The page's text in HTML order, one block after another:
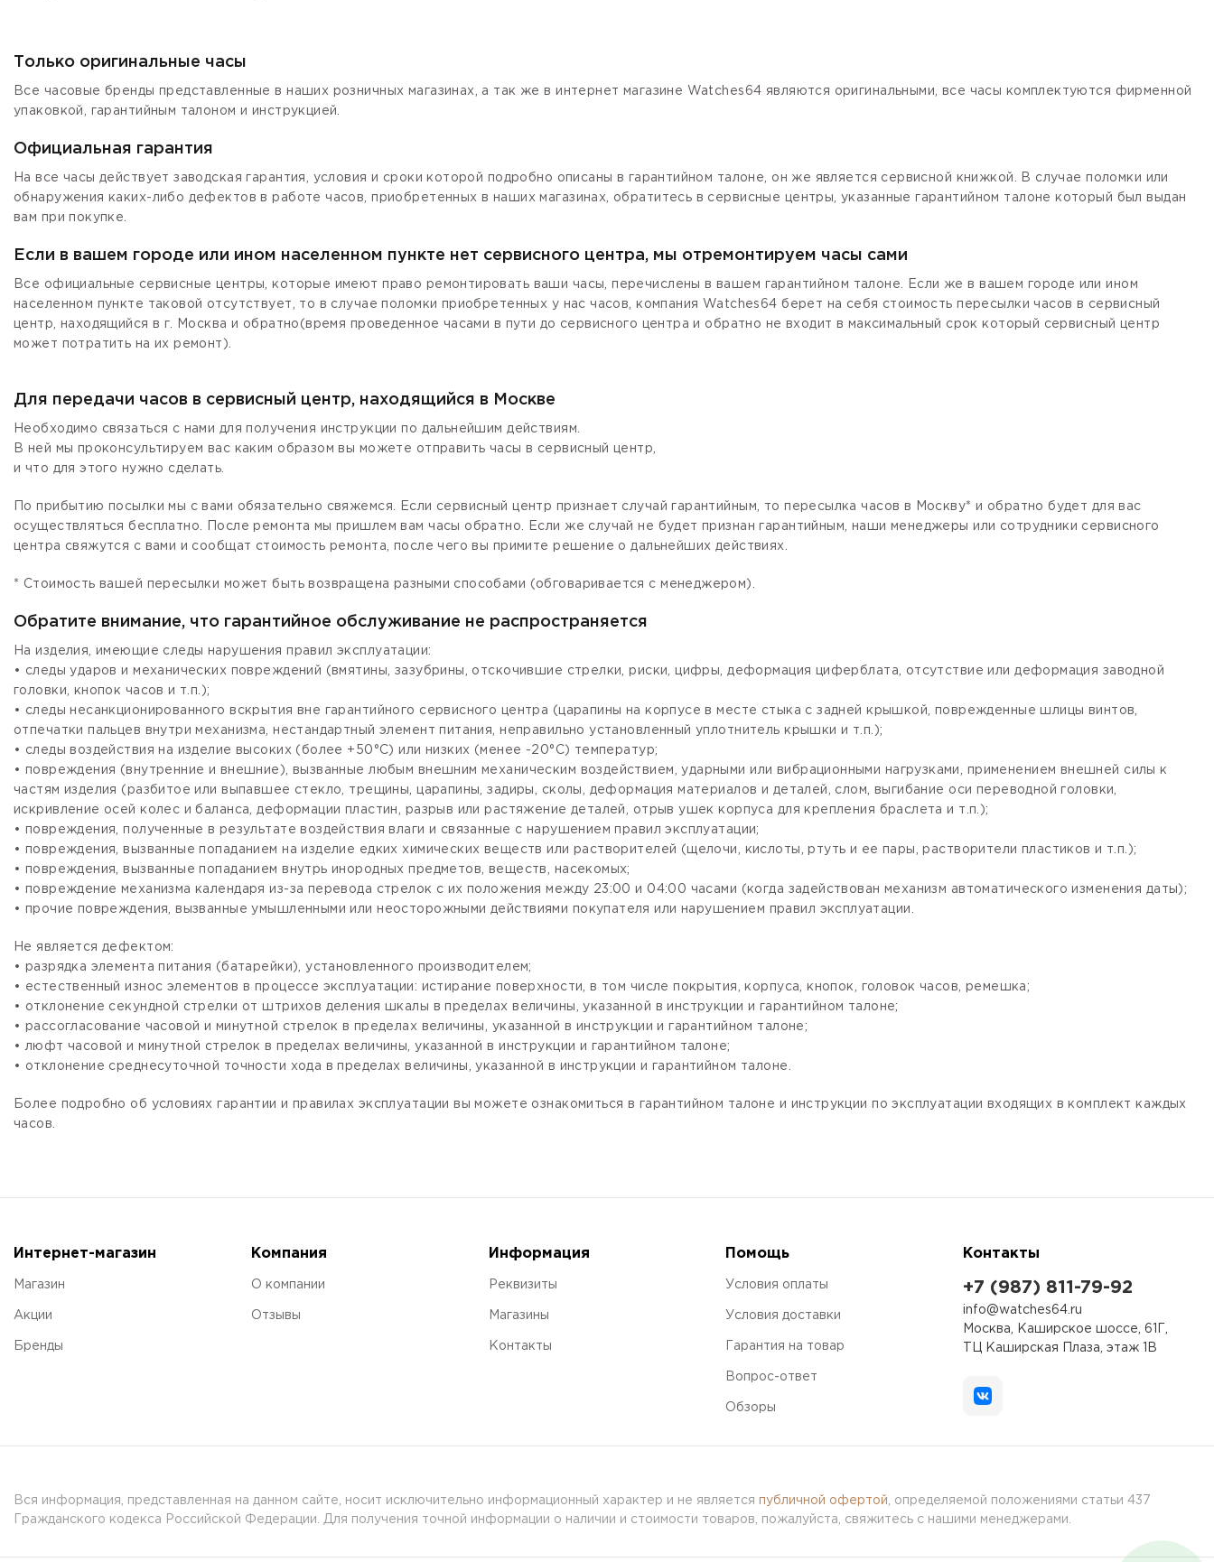
Только оригинальные часы
Все часовые бренды представленные в наших розничных магазинах, а так же в интернет магазине Watches64 являются оригинальными, все часы комплектуются фирменной
упаковкой, гарантийным талоном и инструкцией.
Официальная гарантия
На все часы действует заводская гарантия, условия и сроки которой подробно описаны в гарантийном талоне, он же является сервисной книжкой. В случае поломки или
обнаружения каких-либо дефектов в работе часов, приобретенных в наших магазинах, обратитесь в сервисные центры, указанные гарантийном талоне который был выдан
вам при покупке.
Если в вашем городе или ином населенном пункте нет сервисного центра, мы отремонтируем часы сами
Все официальные сервисные центры, которые имеют право ремонтировать ваши часы, перечислены в вашем гарантийном талоне. Если же в вашем городе или ином
населенном пункте таковой отсутствует, то в случае поломки приобретенных у нас часов, компания Watches64 берет на себя стоимость пересылки часов в сервисный
центр, находящийся в г. Москва и обратно(время проведенное часами в пути до сервисного центра и обратно не входит в максимальный срок который сервисный центр
может потратить на их ремонт).
Для передачи часов в сервисный центр, находящийся в Москве
Необходимо связаться с нами для получения инструкции по дальнейшим действиям.
В ней мы проконсультируем вас каким образом вы можете отправить часы в сервисный центр,
и что для этого нужно сделать.
По прибытию посылки мы с вами обязательно свяжемся. Если сервисный центр признает случай гарантийным, то пересылка часов в Москву* и обратно будет для вас
осуществляться бесплатно. После ремонта мы пришлем вам часы обратно. Если же случай не будет признан гарантийным, наши менеджеры или сотрудники сервисного
центра свяжутся с вами и сообщат стоимость ремонта, после чего вы примите решение о дальнейших действиях.
* Стоимость вашей пересылки может быть возвращена разными способами (обговаривается с менеджером).
Обратите внимание, что гарантийное обслуживание не распространяется
На изделия, имеющие следы нарушения правил эксплуатации:
• следы ударов и механических повреждений (вмятины, зазубрины, отскочившие стрелки, риски, цифры, деформация циферблата, отсутствие или деформация заводной
головки, кнопок часов и т.п.);
• следы несанкционированного вскрытия вне гарантийного сервисного центра (царапины на корпусе в месте стыка с задней крышкой, поврежденные шлицы винтов,
отпечатки пальцев внутри механизма, нестандартный элемент питания, неправильно установленный уплотнитель крышки и т.п.);
• следы воздействия на изделие высоких (более +50°С) или низких (менее -20°С) температур;
• повреждения (внутренние и внешние), вызванные любым внешним механическим воздействием, ударными или вибрационными нагрузками, применением внешней силы к
частям изделия (разбитое или выпавшее стекло, трещины, царапины, задиры, сколы, деформация материалов и деталей, слом, выгибание оси переводной головки,
искривление осей колес и баланса, деформации пластин, разрыв или растяжение деталей, отрыв ушек корпуса для крепления браслета и т.п.);
• повреждения, полученные в результате воздействия влаги и связанные с нарушением правил эксплуатации;
• повреждения, вызванные попаданием на изделие едких химических веществ или растворителей (щелочи, кислоты, ртуть и ее пары, растворители пластиков и т.п.);
• повреждения, вызванные попаданием внутрь инородных предметов, веществ, насекомых;
• повреждение механизма календаря из-за перевода стрелок с их положения между 23:00 и 04:00 часами (когда задействован механизм автоматического изменения даты);
• прочие повреждения, вызванные умышленными или неосторожными действиями покупателя или нарушением правил эксплуатации.
Не является дефектом:
• разрядка элемента питания (батарейки), установленного производителем;
• естественный износ элементов в процессе эксплуатации: истирание поверхности, в том числе покрытия, корпуса, кнопок, головок часов, ремешка;
• отклонение секундной стрелки от штрихов деления шкалы в пределах величины, указанной в инструкции и гарантийном талоне;
• рассогласование часовой и минутной стрелок в пределах величины, указанной в инструкции и гарантийном талоне;
• люфт часовой и минутной стрелок в пределах величины, указанной в инструкции и гарантийном талоне;
• отклонение среднесуточной точности хода в пределах величины, указанной в инструкции и гарантийном талоне.
Более подробно об условиях гарантии и правилах эксплуатации вы можете ознакомиться в гарантийном талоне и инструкции по эксплуатации входящих в комплект каждых
часов.
Интернет-магазин
Магазин
Акции
Бренды
Компания
О компании
Отзывы
Информация
Реквизиты
Магазины
Контакты
Помощь
Условия оплаты
Условия доставки
Гарантия на товар
Вопрос-ответ
Обзоры
Контакты
+7 (987) 811-79-92
info@watches64.ru
Москва, Каширское шоссе, 61Г,
ТЦ Каширская Плаза, этаж 1В
Вся информация, представленная на данном сайте, носит исключительно информационный характер и не является публичной офертой , определяемой положениями статьи 437
Гражданского кодекса Российской Федерации. Для получения точной информации о наличии и стоимости товаров, пожалуйста, свяжитесь с нашими менеджерами.